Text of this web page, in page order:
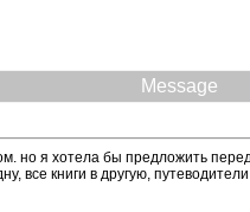
Message
но я хотела бы предложить
все книги в другую,